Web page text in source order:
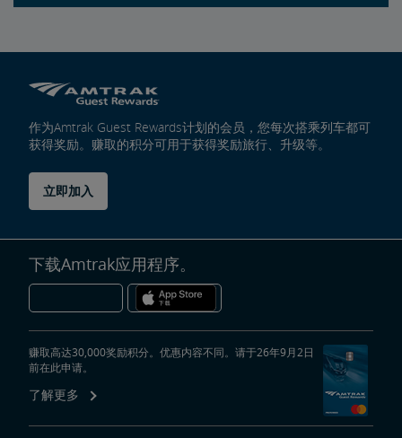
作为Amtrak Guest Rewards计划的会员，您每次搭乘列车都可
获得奖励。赚取的积分可用于获得奖励旅行、升级等。
立即加入
下载Amtrak应用程序。
赚取高达30,000奖励积分。优惠内容不同。请于26年9月2日
前在此申请。
了解更多